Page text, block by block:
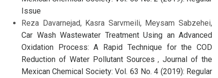
Issue
Reza Davarnejad, Kasra Sarvmeili, Meysam Sabzehei,
Car Wash Wastewater Treatment Using an Advanced
Oxidation Process: A Rapid Technique for the COD
Reduction of Water Pollutant Sources,Journal of the
Mexican Chemical Society: Vol. 63 No. 4 (2019): Regular